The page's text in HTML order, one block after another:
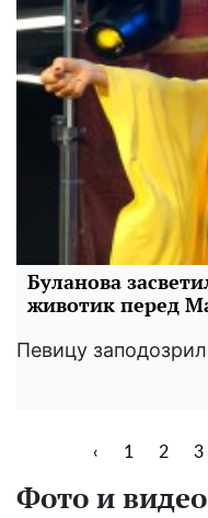
Буланова
животик перед
Певицу
‹ 1 2 3
Фото и